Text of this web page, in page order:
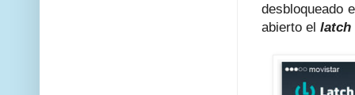
desbloqueado
abierto el latch